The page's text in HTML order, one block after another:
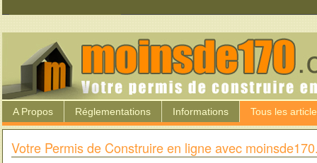
A Propos Réglementations Informations Tous les
Votre Permis de Construire en ligne avec